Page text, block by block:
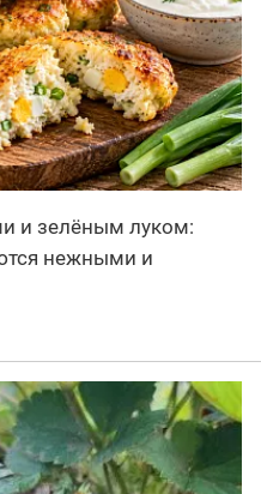
и зелёным луком:
нежными и